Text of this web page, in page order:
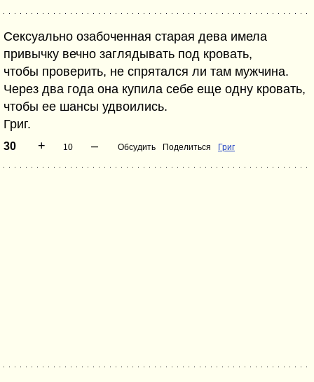
Сексуально озабоченная старая дева имела
привычку вечно заглядывать под кровать,
чтобы проверить, не спрятался ли там мужчина.
Через два года она купила себе еще одну кровать,
чтобы ее шансы удвоились.
Григ.
30 + 10 – Обсудить Поделиться Григ